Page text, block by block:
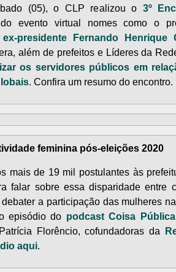
(05), o CLP realizou o 3º
do evento virtual nomes como o
presidente Fernando Henrique
além de prefeitos e Líderes da
os servidores públicos em
. Confira um resumo do encontro.
feminina pós-eleições 2020
mais de 19 mil postulantes às
falar sobre essa disparidade entre
a participação das mulheres
episódio do podcast Coisa Pública
Florêncio, cofundadoras da
aqui.